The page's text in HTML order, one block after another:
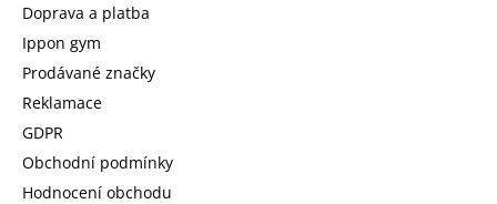
Doprava a platba
Ippon gym
Prodávané značky
Reklamace
GDPR
Obchodní podmínky
Hodnocení obchodu